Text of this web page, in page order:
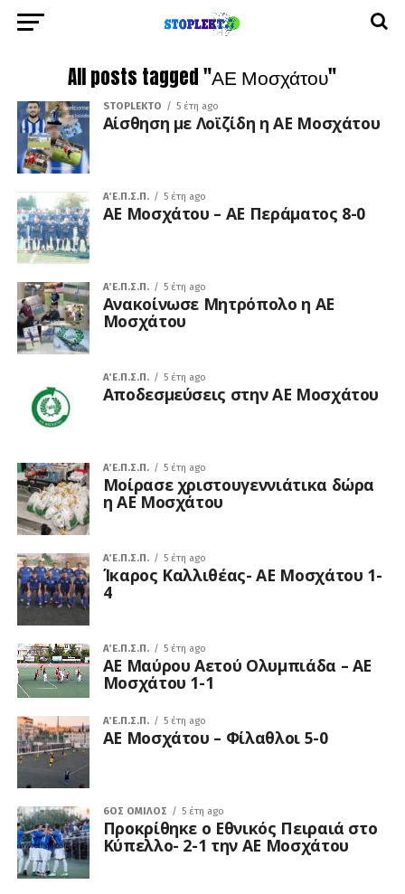
All posts tagged "ΑΕ Μοσχάτου"
STOPLEKTO 5 έτη ago
Αίσθηση με Λοϊζίδη η ΑΕ Μοσχάτου
Α΄ Ε.Π.Σ.Π. 5 έτη ago
ΑΕ Μοσχάτου – ΑΕ Περάματος 8-0
Α΄ Ε.Π.Σ.Π. 5 έτη ago
Ανακοίνωσε Μητρόπολο η ΑΕ
Μοσχάτου
Α΄ Ε.Π.Σ.Π. 5 έτη ago
Αποδεσμεύσεις στην ΑΕ Μοσχάτου
Α΄ Ε.Π.Σ.Π. 5 έτη ago
Μοίρασε χριστουγεννιάτικα δώρα
η ΑΕ Μοσχάτου
Α΄ Ε.Π.Σ.Π. 5 έτη ago
Ίκαρος Καλλιθέας- ΑΕ Μοσχάτου 1-
4
Α΄ Ε.Π.Σ.Π. 5 έτη ago
ΑΕ Μαύρου Αετού Ολυμπιάδα – ΑΕ
Μοσχάτου 1-1
Α΄ Ε.Π.Σ.Π. 5 έτη ago
ΑΕ Μοσχάτου – Φίλαθλοι 5-0
6ΟΣ ΌΜΙΛΟΣ 5 έτη ago
Προκρίθηκε ο Εθνικός Πειραιά στο
Κύπελλο- 2-1 την ΑΕ Μοσχάτου